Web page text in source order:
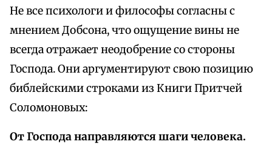
Не все психологи и философы согласны с
мнением Добсона, что ощущение вины не
всегда отражает неодобрение со стороны
Господа. Они аргументируют свою позицию
библейскими строками из Книги Притчей
Соломоновых:
От Господа направляются шаги человека.